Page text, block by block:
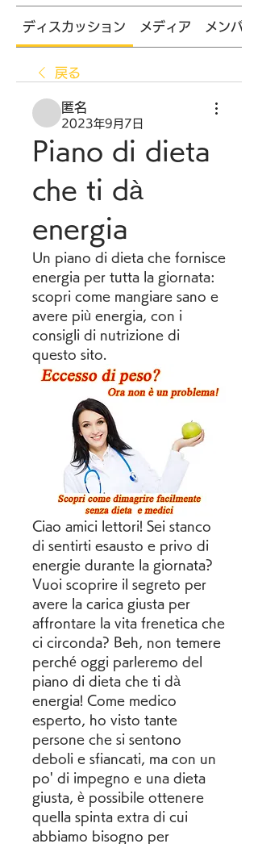
ディスカッション メディア メンバー
戻る
匿名
2023年9月7日
Piano di dieta
che ti dà
energia
Un piano di dieta che fornisce
energia per tutta la giornata:
scopri come mangiare sano e
avere più energia, con i
consigli di nutrizione di
questo sito.
Ciao amici lettori! Sei stanco
di sentirti esausto e privo di
energie durante la giornata?
Vuoi scoprire il segreto per
avere la carica giusta per
affrontare la vita frenetica che
ci circonda? Beh, non temere
perché oggi parleremo del
piano di dieta che ti dà
energia! Come medico
esperto, ho visto tante
persone che si sentono
deboli e sfiancati, ma con un
po' di impegno e una dieta
giusta, è possibile ottenere
quella spinta extra di cui
abbiamo bisogno per